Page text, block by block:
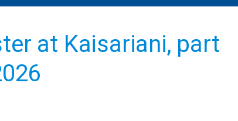
at Kaisariani, part